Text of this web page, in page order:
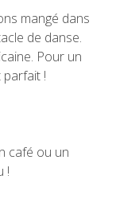
mangé dans
de danse.
Pour un
parfait !
café ou un
!